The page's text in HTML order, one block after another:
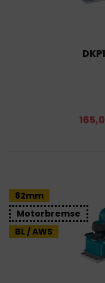
82mm
Motorbremse
BL / AWS